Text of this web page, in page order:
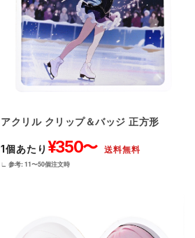
アクリル クリップ＆バッジ 正方形
1個あたり ¥350〜 送料無料
∟ 参考: 11〜50個注文時